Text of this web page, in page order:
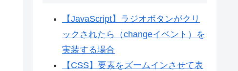
【JavaScript】ラジオボタンがクリ
ックされたら（changeイベント）を
実装する場合
【CSS】要素をズームインさせて表